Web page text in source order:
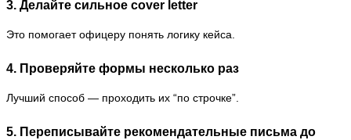
3. Делайте сильное cover letter
Это помогает офицеру понять логику кейса.
4. Проверяйте формы несколько раз
Лучший способ — проходить их “по строчке”.
5. Переписывайте рекомендательные письма до